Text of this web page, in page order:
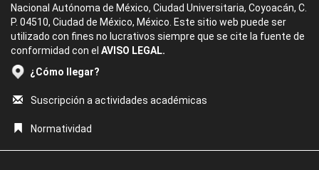
Nacional Autónoma de México, Ciudad Universitaria, Coyoacán, C.
P. 04510, Ciudad de México, México. Este sitio web puede ser
utilizado con fines no lucrativos siempre que se cite la fuente de
conformidad con el AVISO LEGAL.
¿Cómo llegar?
Suscripción a actividades académicas
Normatividad